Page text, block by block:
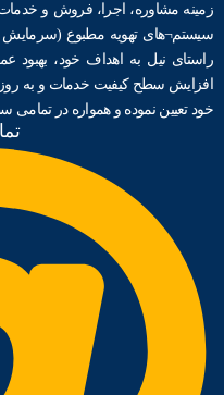
زمینه مشاوره، اجرا، فروش و
سیستم¬های تهویه مطبوع
راستای نیل به اهداف خود، بهبود
افزایش سطح کیفیت خدمات و به روز
خود تعیین نموده و همواره در تمامی